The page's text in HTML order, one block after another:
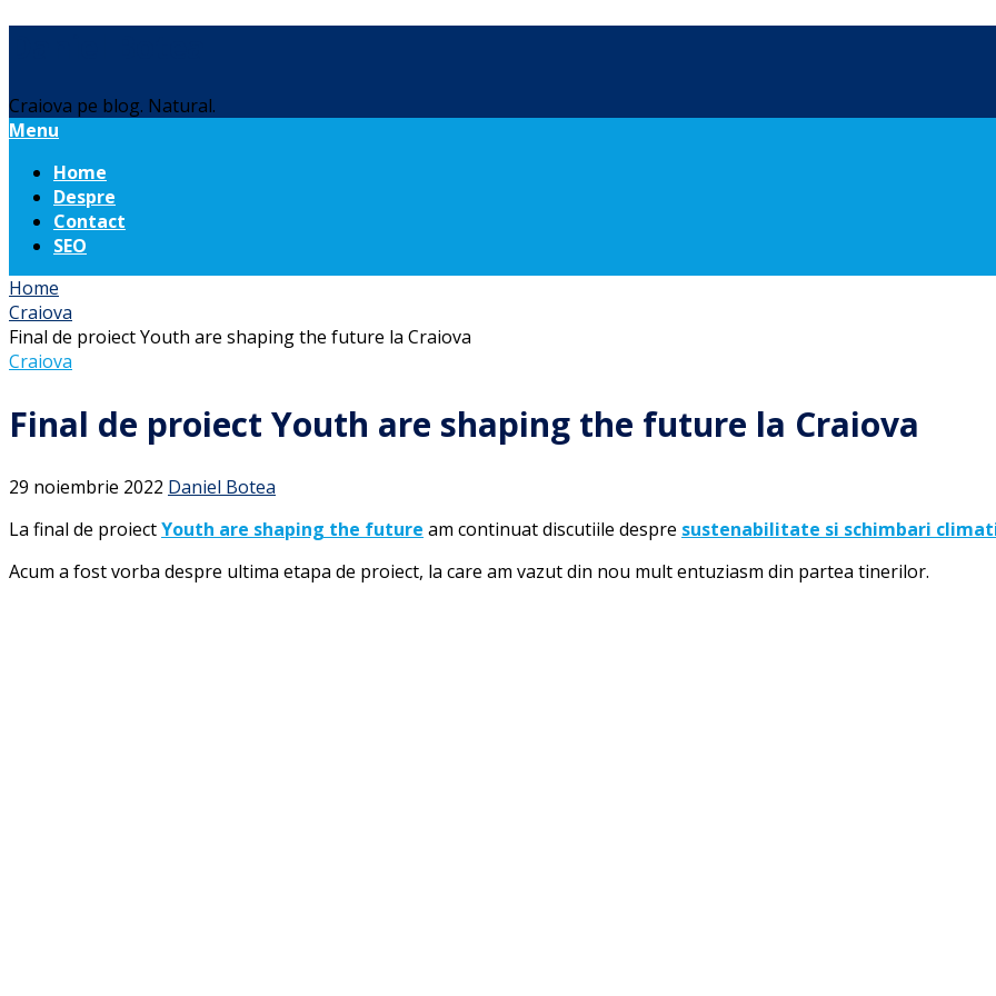
Craiova pe blog. Natural.
Menu
Home
Despre
Contact
SEO
Home
Craiova
Final de proiect Youth are shaping the future la Craiova
Craiova
Final de proiect Youth are shaping the future la Craiova
29 noiembrie 2022 Daniel Botea
La final de proiectYouth are shaping the future am continuat discutiile despre sustenabilitate si schimbari
Acum a fost vorba despre ultima etapa de proiect, la care am vazut din nou mult entuziasm din partea tinerilor.